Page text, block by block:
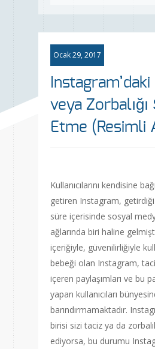
Ocak 29, 2017
Instagram’daki
veya Zorbalığı
Etme (Resimli
Kullanıcılarını kendisine
getiren Instagram, getirdiği
süre içerisinde sosyal
ağlarında biri haline
içeriğiyle, güvenilirliğiyle
bebeği olan Instagram,
içeren paylaşımları ve bu
yapan kullanıcıları
barındırmamaktadır.
birisi sizi taciz ya da
ediyorsa, bu durumu